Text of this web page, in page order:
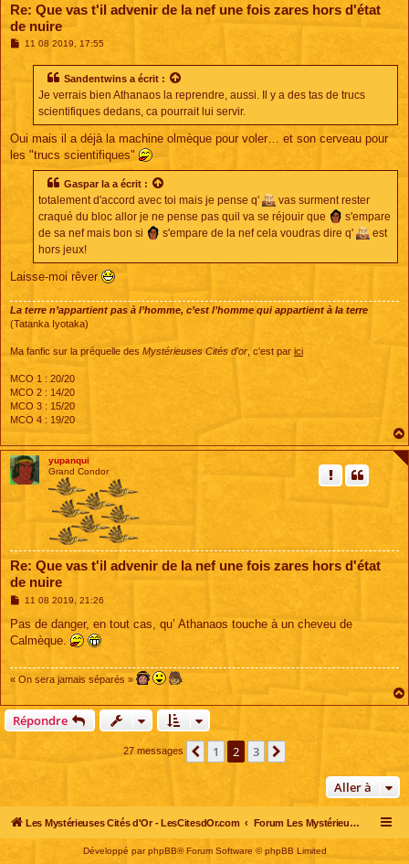
Re: Que vas t'il advenir de la nef une fois zares hors d'état
de nuire
M11 08 2019, 17:55
Sandentwins a écrit :
Je verrais bien Athanaos la reprendre, aussi. Il y a des tas de trucs
scientifiques dedans, ca pourrait lui servir.
Oui mais il a déjà la machine olmèque pour voler… et son cerveau pour
les "trucs scientifiques"
Gaspar la a écrit :
totalement d'accord avec toi mais je pense q'
vas surment rester
craqué du bloc allor je ne pense pas quil va se réjouir que
s'empare
de sa nef mais bon si
s'empare de la nef cela voudras dire q'
est
hors jeux!
Laisse-moi rêver
La terre n’appartient pas à l’homme, c’est l’homme qui appartient à la terre
(Tatanka Iyotaka)
Ma fanfic sur la préquelle des Mystérieuses Cités d'or, c'est par ici
MCO 1 : 20/20
MCO 2 : 14/20
MCO 3 : 15/20
MCO 4 : 19/20
yupanqui
Grand Condor
Re: Que vas t'il advenir de la nef une fois zares hors d'état
de nuire
M
s
a
11 08 2019, 21:26
Pas de danger, en tout cas, qu’ Athanaos touche à un cheveu de
Calmèque.
« On sera jamais séparés »
Répondre
27 messages Précédente
1 2 3
Aller à
Les Mystérieuses Cités d'Or - LesCitesdOr.com Forum Les Mystérieuses Cités d'Or
Développé parphpBB® Forum Software © phpBB Limited